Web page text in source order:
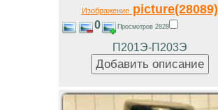
Изображениеpicture(28089)
0 Просмотров 2828
П201Э-П203Э